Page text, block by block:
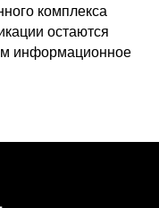
комплекса
остаются
информационное